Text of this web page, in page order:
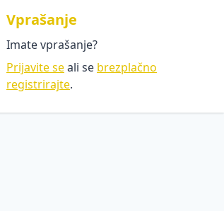
Vprašanje
Imate vprašanje?
Prijavite seali se brezplačno
registrirajte.